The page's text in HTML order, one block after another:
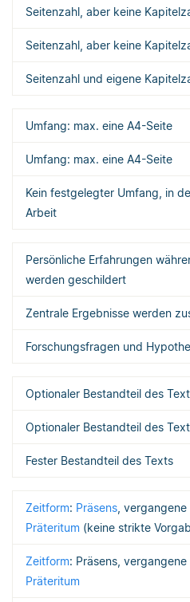
Seitenzahl, aber keine
Seitenzahl, aber keine
Seitenzahl und eigene
Umfang: max. eine A4-Seite
Umfang: max. eine A4-Seite
Kein festgelegter Umfang, in
Arbeit
Persönliche Erfahrungen
werden geschildert
Zentrale Ergebnisse werden
Forschungsfragen und
Optionaler Bestandteil des
Optionaler Bestandteil des
Fester Bestandteil des Texts
Zeitform: Präsens ,
Präteritum (keine strikte
Zeitform: Präsens,
Präteritum